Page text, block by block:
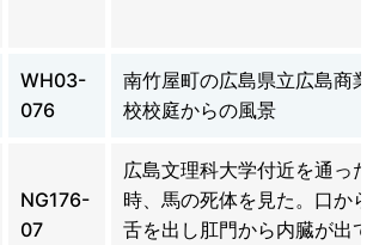
WH03-
076
南竹屋町の広島県立広島商
校校庭からの風景
NG176-
07
広島文理科大学付近を通った
時、馬の死体を見た。口か
舌を出し肛門から内臓が出